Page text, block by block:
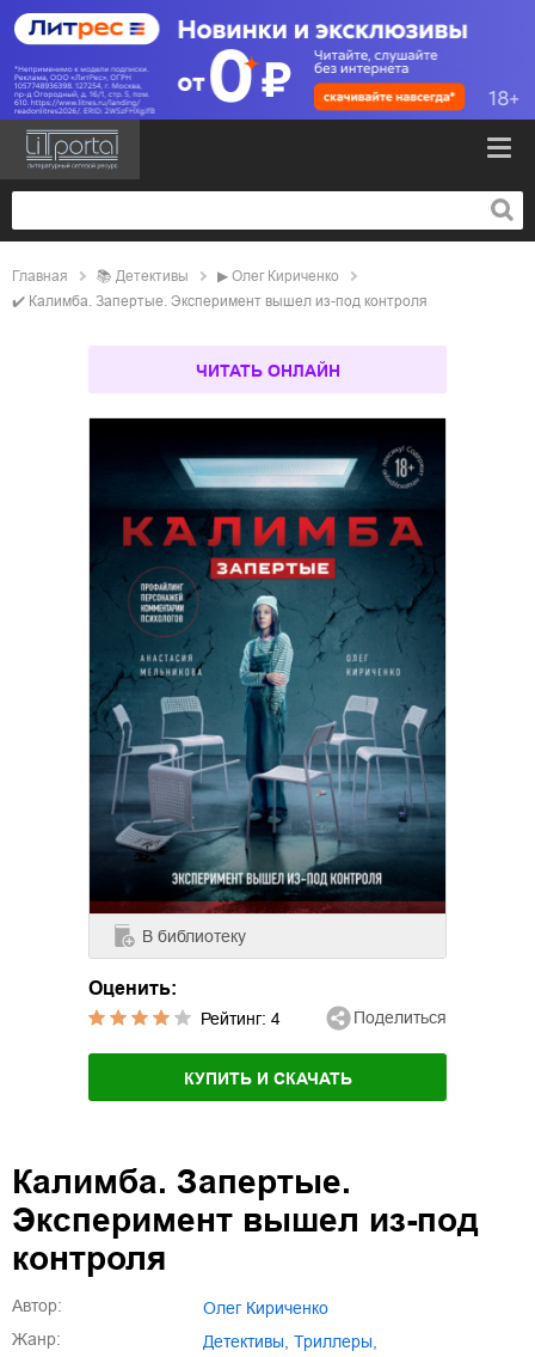
Главная 📚 детективы ▶ Олег Кириченко
✔️ Калимба. Запертые. Эксперимент вышел из-под контроля
ЧИТАТЬ ОНЛАЙН
В библиотеку
Оценить:
Рейтинг: 4 Поделиться
КУПИТЬ И СКАЧАТЬ
Калимба. Запертые.
Эксперимент вышел из-под
контроля
Автор:
Олег Кириченко
Жанр:
детективы триллеры